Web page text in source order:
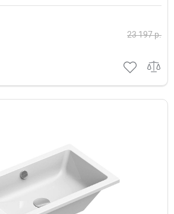
23 197 р.